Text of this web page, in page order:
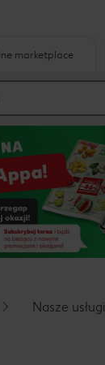
boczny
marketplace
Nasze usługi